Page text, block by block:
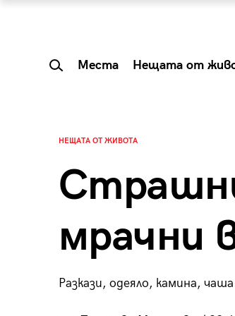
Места Нещата от
НЕЩАТА ОТ ЖИВОТА
мрачни
Разкази, одеяло, камина,
Summer